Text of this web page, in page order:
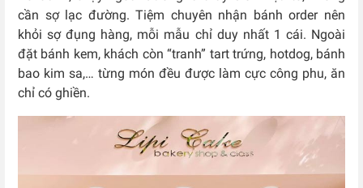
cần sợ lạc đường. Tiệm chuyên nhận bánh order nên
khỏi sợ đụng hàng, mỗi mẫu chỉ duy nhất 1 cái. Ngoài
đặt bánh kem, khách còn “tranh” tart trứng, hotdog, bánh
bao kim sa,… từng món đều được làm cực công phu, ăn
chỉ có ghiền.